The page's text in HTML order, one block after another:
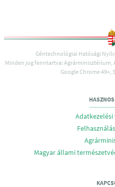
Géntechnológiai Hatósági
Minden jog fenntartva: Agrárminisztérium,
Google Chrome 49+,
Magyar állami